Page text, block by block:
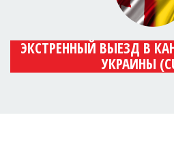
ЭКСТРЕННЫЙ ВЫЕЗД В
УКРАИНЫ